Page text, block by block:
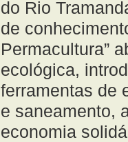
do Rio
de
Permacultura”
ecológica,
ferramentas de
e saneamento,
economia